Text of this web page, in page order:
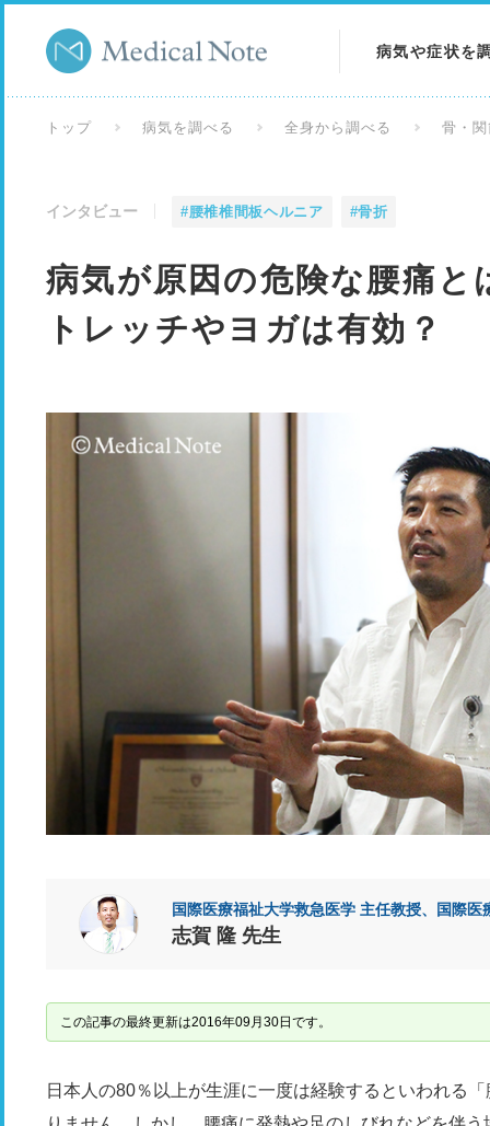
病気や症状を
検査を調べる
トップ 病気を調べる 全身から調べる 骨・
インタビュー #腰椎椎間板ヘルニア #骨折
病気が原因の危険な腰痛と
トレッチやヨガは有効？
国際医療福祉大学救急医学 主任教授、国際
志賀 隆 先生
この記事の最終更新は2016年09月30日です。
日本人の80％以上が生涯に一度は経験するといわれる